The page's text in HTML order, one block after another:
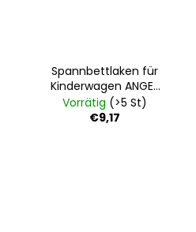
Spannbettlaken für
Kinderwagen ANGEL
- weiß
Vorrätig (>5 St)
€9,17